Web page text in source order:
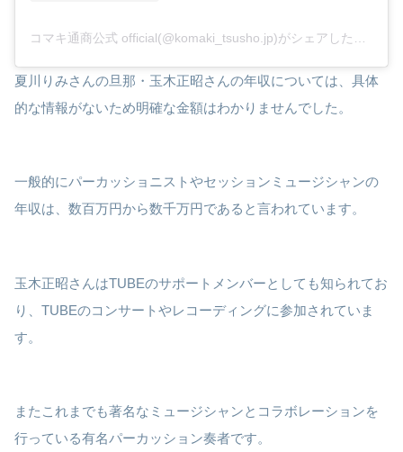
夏川りみさんの旦那・玉木正昭さんの年収については、具体
的な情報がないため明確な金額はわかりませんでした。
一般的にパーカッショニストやセッションミュージシャンの
年収は、数百万円から数千万円であると言われています。
玉木正昭さんはTUBEのサポートメンバーとしても知られてお
り、TUBEのコンサートやレコーディングに参加されていま
す。
またこれまでも著名なミュージシャンとコラボレーションを
行っている有名パーカッション奏者です。